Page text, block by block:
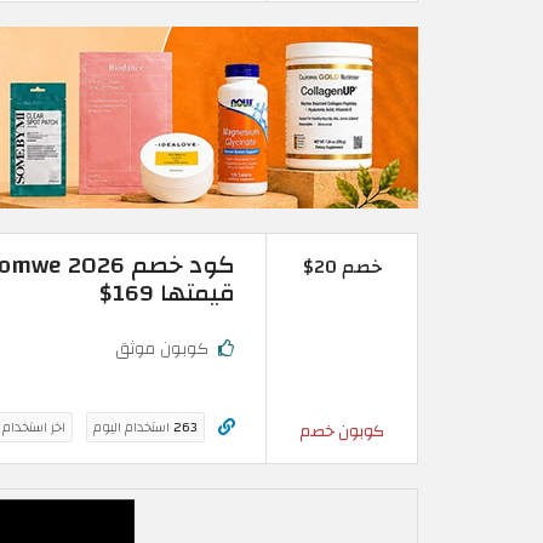
خصم 20$
كوبون خصم
قيمتها 169$
كوبون موثق
263استخدام اليوم اخر